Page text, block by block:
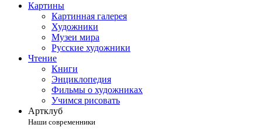
Картины
Картинная галерея
Художники
Музеи мира
Русские художники
Чтение
Книги
Энциклопедия
Фильмы о художниках
Учимся рисовать
Артклуб
Наши современники